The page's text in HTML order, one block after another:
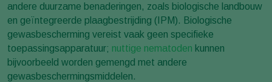
andere duurzame benaderingen, zoals biologische landbouw
en geïntegreerde plaagbestrijding (IPM). Biologische
gewasbescherming vereist vaak geen specifieke
toepassingsapparatuur; nuttige nematoden kunnen
bijvoorbeeld worden gemengd met andere
gewasbeschermingsmiddelen.